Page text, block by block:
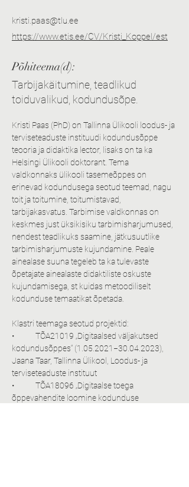
kristi.paas@tlu.ee
https://www.etis.ee/CV/Kristi_Koppel/est
Põhiteema(d):
Tarbijakäitumine, teadlikud
toiduvalikud, kodundusõpe.
Kristi Paas (PhD) on Tallinna Ülikooli loodus- ja
terviseteaduste instituudi kodundusõppe
teooria ja didaktika lector, lisaks on ta ka
Helsingi Ülikooli doktorant. Tema
valdkonnaks ülikooli tasemeõppes on
erinevad kodundusega seotud teemad, nagu
toit ja toitumine, toitumistavad,
tarbijakasvatus. Tarbimise valdkonnas on
keskmes just üksikisiku tarbimisharjumused,
nendest teadlikuks saamine, jätkusuutlike
tarbimisharjumuste kujundamine. Peale
ainealase suuna tegeleb ta ka tulevaste
õpetajate ainealaste didaktiliste oskuste
kujundamisega, st kuidas metoodiliselt
kodunduse temaatikat õpetada.
Klastri teemaga seotud projektid:
•	TÕA21019 „Digitaalsed väljakutsed
kodundusõppes“ (1.05.2021−30.04.2023),
Jaana Taar, Tallinna Ülikool, Loodus- ja
terviseteaduste instituut
•	TÕA18096 „Digitaalse toega
õppevahendite loomine kodunduse